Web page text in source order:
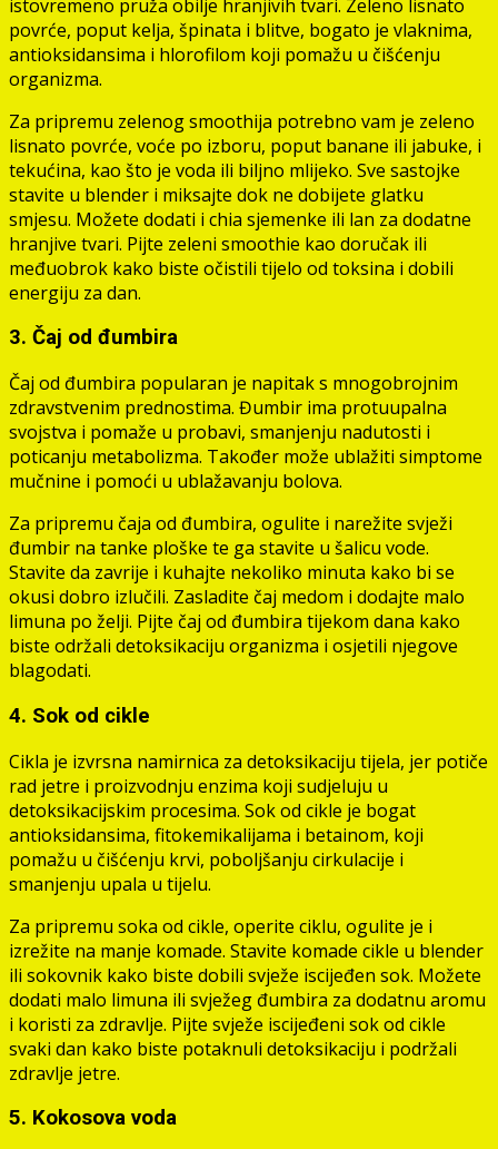
istovremeno pruža obilje hranjivih tvari. Zeleno lisnato
povrće, poput kelja, špinata i blitve, bogato je vlaknima,
antioksidansima i hlorofilom koji pomažu u čišćenju
organizma.
Za pripremu zelenog smoothija potrebno vam je zeleno
lisnato povrće, voće po izboru, poput banane ili jabuke, i
tekućina, kao što je voda ili biljno mlijeko. Sve sastojke
stavite u blender i miksajte dok ne dobijete glatku
smjesu. Možete dodati i chia sjemenke ili lan za dodatne
hranjive tvari. Pijte zeleni smoothie kao doručak ili
međuobrok kako biste očistili tijelo od toksina i dobili
energiju za dan.
3. Čaj od đumbira
Čaj od đumbira popularan je napitak s mnogobrojnim
zdravstvenim prednostima. Đumbir ima protuupalna
svojstva i pomaže u probavi, smanjenju nadutosti i
poticanju metabolizma. Također može ublažiti simptome
mučnine i pomoći u ublažavanju bolova.
Za pripremu čaja od đumbira, ogulite i narežite svježi
đumbir na tanke ploške te ga stavite u šalicu vode.
Stavite da zavrije i kuhajte nekoliko minuta kako bi se
okusi dobro izlučili. Zasladite čaj medom i dodajte malo
limuna po želji. Pijte čaj od đumbira tijekom dana kako
biste održali detoksikaciju organizma i osjetili njegove
blagodati.
4. Sok od cikle
Cikla je izvrsna namirnica za detoksikaciju tijela, jer potiče
rad jetre i proizvodnju enzima koji sudjeluju u
detoksikacijskim procesima. Sok od cikle je bogat
antioksidansima, fitokemikalijama i betainom, koji
pomažu u čišćenju krvi, poboljšanju cirkulacije i
smanjenju upala u tijelu.
Za pripremu soka od cikle, operite ciklu, ogulite je i
izrežite na manje komade. Stavite komade cikle u blender
ili sokovnik kako biste dobili svježe iscijeđen sok. Možete
dodati malo limuna ili svježeg đumbira za dodatnu aromu
i koristi za zdravlje. Pijte svježe iscijeđeni sok od cikle
svaki dan kako biste potaknuli detoksikaciju i podržali
zdravlje jetre.
5. Kokosova voda